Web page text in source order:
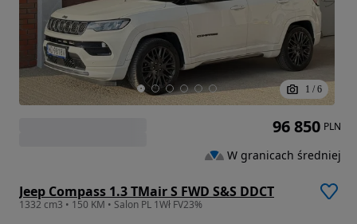
1 / 6
Jeep Compass 1.3 TMair S FWD S&S DDCT
1332 cm3 • 150 KM • Salon PL 1Wł FV23%
96 850 PLN
W granicach średniej